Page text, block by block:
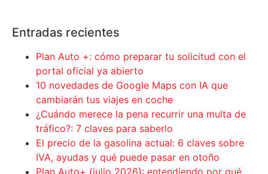
Entradas recientes
Plan Auto +: cómo preparar tu solicitud con el
portal oficial ya abierto
10 novedades de Google Maps con IA que
cambiarán tus viajes en coche
¿Cuándo merece la pena recurrir una multa de
tráfico?: 7 claves para saberlo
El precio de la gasolina actual: 6 claves sobre
IVA, ayudas y qué puede pasar en otoño